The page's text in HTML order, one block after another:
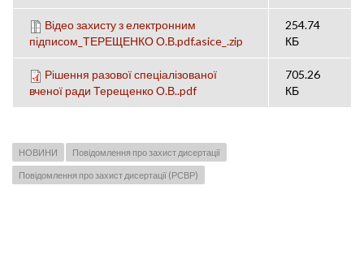
Відео захисту з електронним
підписом_ТЕРЕЩЕНКО О.В.pdf.asice_.zip
254.74
КБ
Рішення разової спеціалізованої
вченої ради Терещенко О.В..pdf
705.26
КБ
НОВИНИ Повідомлення про захист дисертації
Повідомлення про захист дисертації (РСВР)